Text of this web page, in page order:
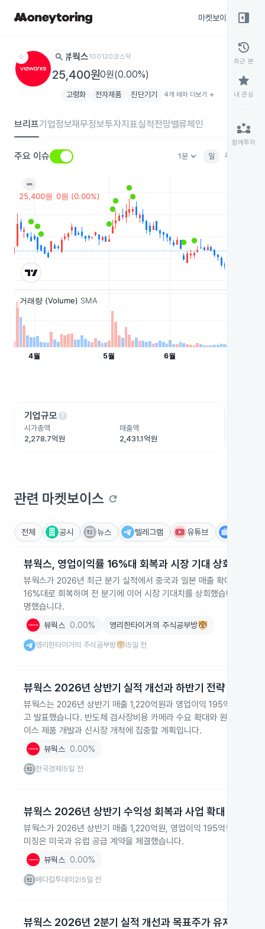
마켓보이스
star search 뷰웍스100120코스닥
25,400원0원(0.00%)
고령화 전자제품 진단기기 4개 테마 더보기 add
브리프기업정보재무정보투자지표실적전망밸류체인
주요 이슈 1분keyboard_arrow_down 일 주
기업규모help
시가총액
2,278.7억원
매출액
2,431.1억원
관련 마켓보이스 refresh
전체 공시 뉴스 텔레그램 유튜브
뷰웍스, 영업이익률 16%대 회복과 시장 기대 상회
뷰웍스가 2026년 최근 분기 실적에서 중국과 일본 매출 확대, 제품
16%대로 회복하며 전 분기에 이어 시장 기대치를 상회했습니다. 회
명했습니다.
뷰웍스 0.00% 영리한타이거의 주식공부방🐯
영리한타이거의 주식공부방🐯 5일 전
뷰웍스 2026년 상반기 실적 개선과 하반기 전략
뷰웍스는 2026년 상반기 매출 1,220억원과 영업이익 195억원을 기
고 발표했습니다. 반도체 검사장비용 카메라 수요 확대와 원가 구조
이스 제품 개발과 신시장 개척에 집중할 계획입니다.
뷰웍스 0.00%
한국경제 5일 전
뷰웍스 2026년 상반기 수익성 회복과 사업 확대
뷰웍스가 2026년 상반기 매출 1,220억원, 영업이익 195억원을 기록
미징은 미국과 유럽 공급 계약을 체결했습니다.
뷰웍스 0.00%
메디컬투데이2 5일 전
뷰웍스 2026년 2분기 실적 개선과 목표주가 유지
right_panel_open
history
최근 본
star
내 관심
partner_exchange
함께투자